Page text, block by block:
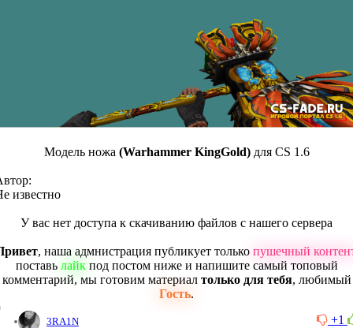
Модель ножа (Warhammer KingGold)для CS 1.6
известно
У вас нет доступа к скачиванию файлов с нашего сервера
, наша адмнистрация публикует только пушечный
поставь лайкпод постом ниже и напишите самый топовый
комментарий, мы готовим материал только для тебя, любимый
Гость.
+1
3RA1N